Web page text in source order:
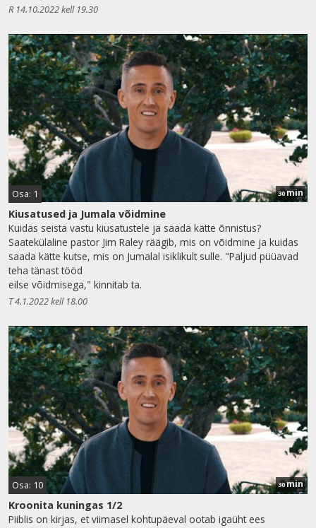
R 14.10.2022 kell 19.30
Osa: 1 30min
Kiusatused ja Jumala võidmine
Kuidas seista vastu kiusatustele ja saada kätte õnnistus?
Saatekülaline pastor Jim Raley räägib, mis on võidmine ja kuidas
saada kätte kutse, mis on Jumalal isiklikult sulle. "Paljud püüavad
teha tänast tööd
eilse võidmisega," kinnitab ta.
T 4.1.2022 kell 18.00
Osa: 10 30min
Kroonita kuningas 1/2
Piiblis on kirjas, et viimasel kohtupäeval ootab igaüht ees